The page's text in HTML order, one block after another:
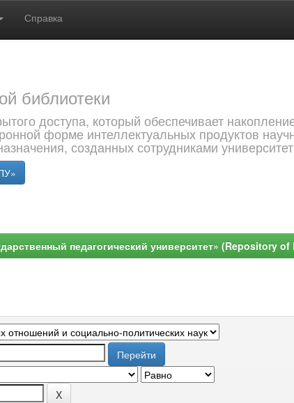
Справка
библиотеки
доступа, который обеспечивает
форме интеллектуальных продуктов
созданных сотрудниками
педагогический университет» (Repository